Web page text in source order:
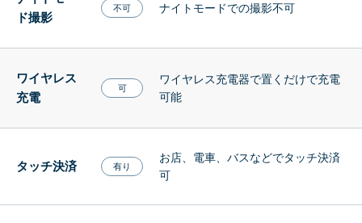
ド撮影
不可 ナイトモードでの撮影不可
ワイヤレス
充電
可
ワイヤレス充電器で置くだけで充電
可能
タッチ決済 有り
お店、電車、バスなどでタッチ決済
可